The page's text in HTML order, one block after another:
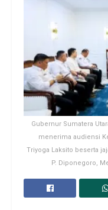
Gubernur Sumatera
menerima audiensi
Triyoga Laksito beserta
P. Diponegoro,